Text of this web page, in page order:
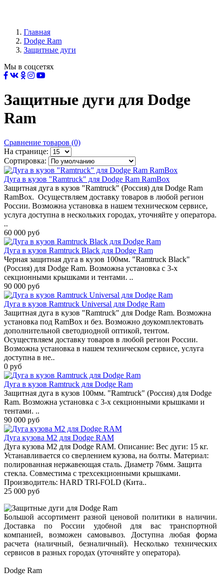
Главная
Dodge Ram
Защитные дуги
Мы в соцсетях
Защитные дуги для Dodge
Ram
Сравнение товаров (0)
На странице:
Сортировка:
Дуга в кузов "Ramtruck" для Dodge Ram RamBox
Защитная дуга в кузов "Ramtruck" (Россия) для Dodge Ram
RamBox. Осуществляем доставку товаров в любой регион
России. Возможна установка в нашем техническом сервисе,
услуга доступна в нескольких городах, уточняйте у оператора.
..
60 000 руб
Дуга в кузов Ramtruck Black для Dodge Ram
Черная защитная дуга в кузов 100мм. "Ramtruck Black"
(Россия) для Dodge Ram. Возможна установка с 3-х
секционными крышками и тентами. ..
90 000 руб
Дуга в кузов Ramtruck Universal для Dodge Ram
Защитная дуга в кузов "Ramtruck" для Dodge Ram. Возможна
установка под RamBox и без. Возможно доукомплектовать
дополнительной светодиодной оптикой, тентом.
Осуществляем доставку товаров в любой регион России.
Возможна установка в нашем техническом сервисе, услуга
доступна в не..
0 руб
Дуга в кузов Ramtruck для Dodge Ram
Защитная дуга в кузов 100мм. "Ramtruck" (Россия) для Dodge
Ram. Возможна установка с 3-х секционными крышками и
тентами. ..
90 000 руб
Дуга кузова М2 для Dodge RAM
Дуга кузова М2 для Dodge RAM. Описание: Вес дуги: 15 кг.
Устанавливается со сверлением кузова, на болты. Материал:
полированная нержавеющая сталь. Диаметр 76мм. Защита
стекла. Совместима с трехсекционными крышками.
Производитель: HARD TRI-FOLD (Кита..
25 000 руб
Большой ассортимент разной ценовой политики в наличии.
Доставка по России удобной для вас транспортной
компанией, возможен самовывоз. Доступна любая форма
расчета (наличный, безналичный). Несколько технических
сервисов в разных городах (уточняйте у оператора).
Dodge Ram